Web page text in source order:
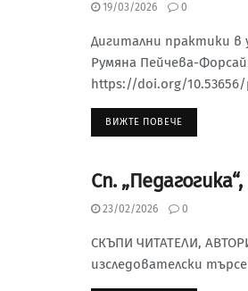
19/03/2026 0
Дигитални практики в
Румяна Пейчева-
https://doi.org/10.53656/
ВИЖТЕ ПОВЕЧЕ
СЪДЪРЖАНИЕ НА СП.
Сп.
23/02/2026 0
СКЪПИ ЧИТАТЕЛИ,
изследователски